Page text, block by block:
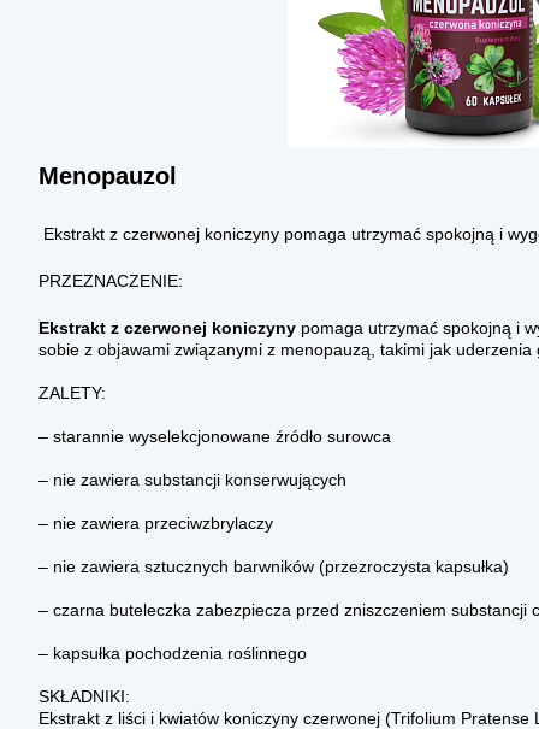
Menopauzol
Ekstrakt z czerwonej koniczyny pomaga utrzymać spokojną i
PRZEZNACZENIE:
Ekstrakt z czerwonej koniczyny pomaga utrzymać spokojną i
sobie z objawami związanymi z menopauzą, takimi jak
ZALETY:
– starannie wyselekcjonowane źródło surowca
– nie zawiera substancji konserwujących
– nie zawiera przeciwzbrylaczy
– nie zawiera sztucznych barwników (przezroczysta kapsułka)
– czarna buteleczka zabezpiecza przed zniszczeniem substancji
– kapsułka pochodzenia roślinnego
SKŁADNIKI:
Ekstrakt z liści i kwiatów koniczyny czerwonej (Trifolium Pratense